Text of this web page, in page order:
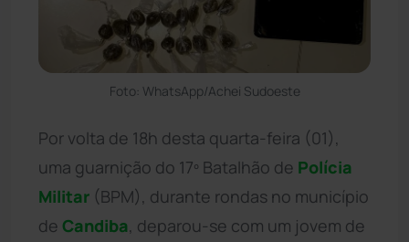
Foto: WhatsApp/Achei Sudoeste
Por volta de 18h desta quarta-feira (01),
uma guarnição do 17º Batalhão de Polícia
Militar (BPM), durante rondas no município
de Candiba, deparou-se com um jovem de